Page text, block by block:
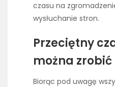
czasu na
wysłuchanie stron.
Przeciętny
można zrobić
Biorąc pod uwagę